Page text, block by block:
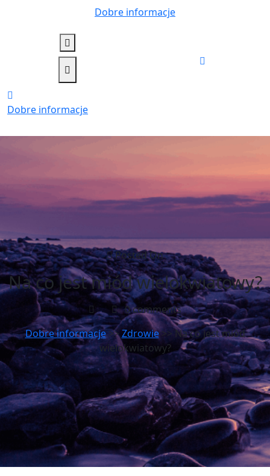
Dobre informacje
Dobre informacje
Posted On
Na co jest miód wielokwiatowy?
0 comments
Dobre informacje>>Zdrowie>> Na co jest miód
wielokwiatowy?